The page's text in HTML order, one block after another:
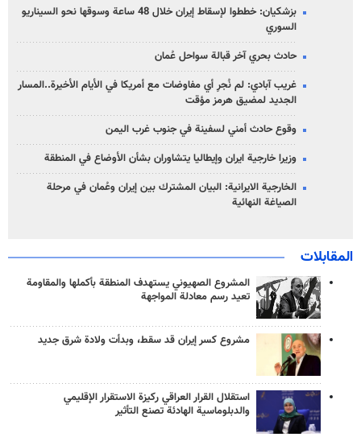
بزشكيان: خططوا لإسقاط إيران خلال 48 ساعة وسوقها نحو السيناريو
السوري
حادث بحري آخر قبالة سواحل عُمان
غريب آبادي: لم نُجرِ أي مفاوضات مع أمريكا في الأيام الأخيرة..المسار
الجديد لمضيق هرمز مؤقت
وقوع حادث أمني لسفينة في جنوب غرب اليمن
وزيرا خارجية ايران وإيطاليا يتشاوران بشأن الأوضاع في المنطقة
الخارجية الايرانية: البيان المشترك بين إيران وعُمان في مرحلة
الصياغة النهائية
المقابلات
المشروع الصهيوني يستهدف المنطقة بأكملها والمقاومة
تعيد رسم معادلة المواجهة
مشروع كسر إيران قد سقط، وبدأت ولادة شرق جديد
استقلال القرار العراقي ركيزة الاستقرار الإقليمي
والدبلوماسية الهادئة تصنع التأثير